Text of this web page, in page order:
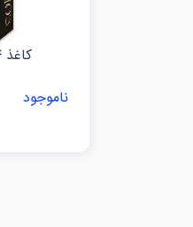
کاغذ A۴ کپی مکس
ناموجود